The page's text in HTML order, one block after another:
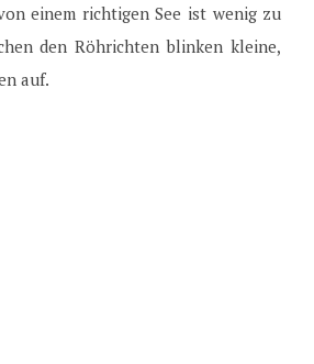
einem richtigen See ist wenig zu
den Röhrichten blinken kleine,
auf.